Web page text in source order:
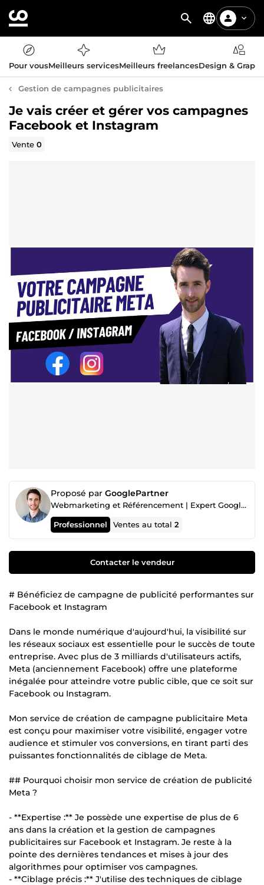
Pour vousMeilleurs servicesMeilleurs freelancesDesign &
Gestion de campagnes publicitaires
Je vais créer et gérer vos campagnes
Facebook et Instagram
Vente0
Proposé par GooglePartner
Webmarketing et Référencement | Expert Google Ads Certifié 🥇
Professionnel Ventes au total2
Contacter le vendeur
# Bénéficiez de campagne de publicité performantes sur
Facebook et Instagram
Dans le monde numérique d'aujourd'hui, la visibilité sur
les réseaux sociaux est essentielle pour le succès de toute
entreprise. Avec plus de 3 milliards d'utilisateurs actifs,
Meta (anciennement Facebook) offre une plateforme
inégalée pour atteindre votre public cible, que ce soit sur
Facebook ou Instagram.
Mon service de création de campagne publicitaire Meta
est conçu pour maximiser votre visibilité, engager votre
audience et stimuler vos conversions, en tirant parti des
puissantes fonctionnalités de ciblage de Meta.
## Pourquoi choisir mon service de création de publicité
Meta ?
- **Expertise :** Je possède une expertise de plus de 6
ans dans la création et la gestion de campagnes
publicitaires sur Facebook et Instagram. Je reste à la
pointe des dernières tendances et mises à jour des
algorithmes pour optimiser vos campagnes.
- **Ciblage précis :** J'utilise des techniques de ciblage